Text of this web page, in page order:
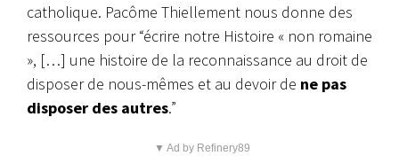
catholique. Pacôme Thiellement nous donne des
ressources pour “écrire notre Histoire « non romaine
», […] une histoire de la reconnaissance au droit de
disposer de nous-mêmes et au devoir de ne pas
disposer des autres.”
▼ Ad by Refinery89